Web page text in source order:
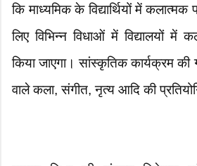
कि माध्यमिक के विद्यार्थियों में कलात्मक
लिए विभिन्न विधाओं में विद्यालयों
किया जाएगा। सांस्कृतिक कार्यक्रम की
वाले कला, संगीत, नृत्य आदि की